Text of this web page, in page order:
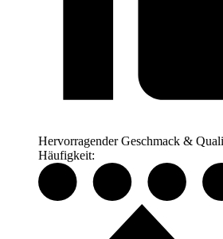
Hervorragender Geschmack &
Häufigkeit: